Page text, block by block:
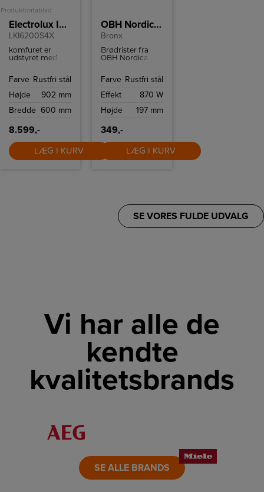
Produktdatablad
Electrolux Induktionskomfur
LKI6200S4X
komfuret er
udstyret med
der mindsker
forbrændinger,
sikkert at bruge,
små børn i
nærheden.
Farve Rustfri stål
Højde
902 mm
Bredde 600 mm
8.599,-
LÆG I KURV
OBH Nordica Brødrister
Bronx
Brødrister fra
OBH Nordica
plads til to skiver
funktioner til
genopvarmning
Farve Rustfri stål
Effekt
870 W
Højde
197 mm
349,-
LÆG I KURV
SE VORES FULDE UDVALG
Vi har alle de
kendte
kvalitetsbrands
LINK
SE ALLE BRANDS